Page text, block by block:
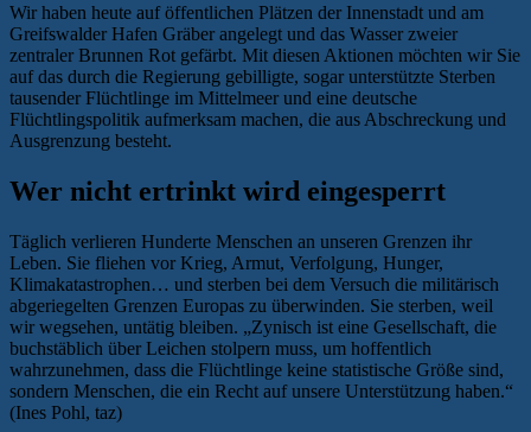
Wir haben heute auf öffentlichen Plätzen der Innenstadt und am
Greifswalder Hafen Gräber angelegt und das Wasser zweier
zentraler Brunnen Rot gefärbt. Mit diesen Aktionen möchten wir Sie
auf das durch die Regierung gebilligte, sogar unterstützte Sterben
tausender Flüchtlinge im Mittelmeer und eine deutsche
Flüchtlingspolitik aufmerksam machen, die aus Abschreckung und
Ausgrenzung besteht.
Wer nicht ertrinkt wird eingesperrt
Täglich verlieren Hunderte Menschen an unseren Grenzen ihr
Leben. Sie fliehen vor Krieg, Armut, Verfolgung, Hunger,
Klimakatastrophen… und sterben bei dem Versuch die militärisch
abgeriegelten Grenzen Europas zu überwinden. Sie sterben, weil
wir wegsehen, untätig bleiben. „Zynisch ist eine Gesellschaft, die
buchstäblich über Leichen stolpern muss, um hoffentlich
wahrzunehmen, dass die Flüchtlinge keine statistische Größe sind,
sondern Menschen, die ein Recht auf unsere Unterstützung haben.“
(Ines Pohl, taz)